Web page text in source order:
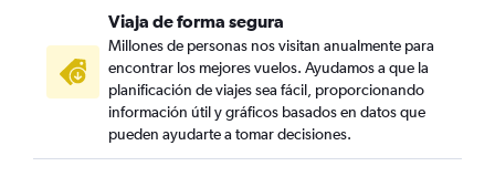
Viaja de forma segura
Millones de personas nos visitan anualmente para
encontrar los mejores vuelos. Ayudamos a que la
planificación de viajes sea fácil, proporcionando
información útil y gráficos basados en datos que
pueden ayudarte a tomar decisiones.